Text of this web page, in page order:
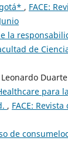
, FACE:
la
de
para
, FACE:
de